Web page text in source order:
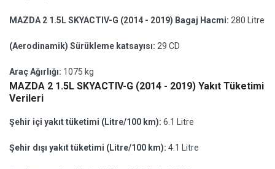
MAZDA 2 1.5L SKYACTIV-G (2014 - 2019) Bagaj Hacmi: 280 Litre
(Aerodinamik) Sürükleme katsayısı: 29 CD
Araç Ağırlığı: 1075 kg
MAZDA 2 1.5L SKYACTIV-G (2014 - 2019) Yakıt Tüketimi
Verileri
Şehir içi yakıt tüketimi (Litre/100 km): 6.1 Litre
Şehir dışı yakıt tüketimi (Litre/100 km): 4.1 Litre